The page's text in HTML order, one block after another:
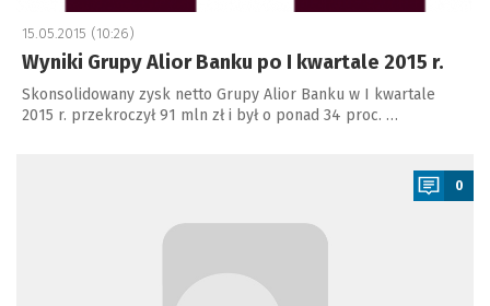
15.05.2015 (10:26)
Wyniki Grupy Alior Banku po I kwartale 2015 r.
Skonsolidowany zysk netto Grupy Alior Banku w I kwartale
2015 r. przekroczył 91 mln zł i był o ponad 34 proc. …
0